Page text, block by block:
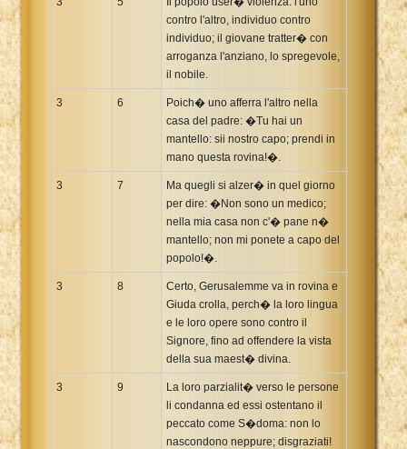
contro l'altro, individuo contro
individuo; il giovane tratter� con
arroganza l'anziano, lo spregevole,
il nobile.
3 6
Poich� uno afferra l'altro nella
casa del padre: �Tu hai un
mantello: sii nostro capo; prendi in
mano questa rovina!�.
3 7
Ma quegli si alzer� in quel giorno
per dire: �Non sono un medico;
nella mia casa non c'� pane n�
mantello; non mi ponete a capo del
popolo!�.
3 8
Certo, Gerusalemme va in rovina e
Giuda crolla, perch� la loro lingua
e le loro opere sono contro il
Signore, fino ad offendere la vista
della sua maest� divina.
3 9
La loro parzialit� verso le persone
li condanna ed essi ostentano il
peccato come S�doma: non lo
nascondono neppure; disgraziati!